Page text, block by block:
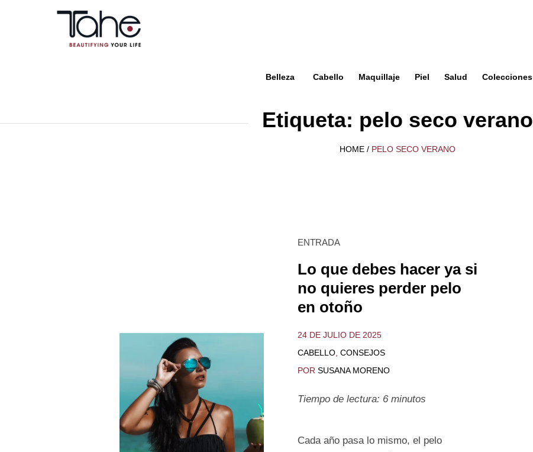
Belleza Cabello Maquillaje Piel Salud Colecciones
Etiqueta: pelo seco verano
HOME / PELO SECO VERANO
ENTRADA
Lo que debes hacer ya si
no quieres perder pelo
en otoño
24 DE JULIO DE 2025
CABELLO ,CONSEJOS
PORSUSANA MORENO
Tiempo de lectura: 6 minutos
Cada año pasa lo mismo, el pelo